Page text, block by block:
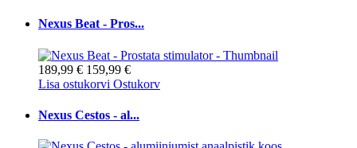
Nexus Beat - Pros...
189,99 € 159,99 €
Lisa ostukorvi Ostukorv
Nexus Cestos - al...